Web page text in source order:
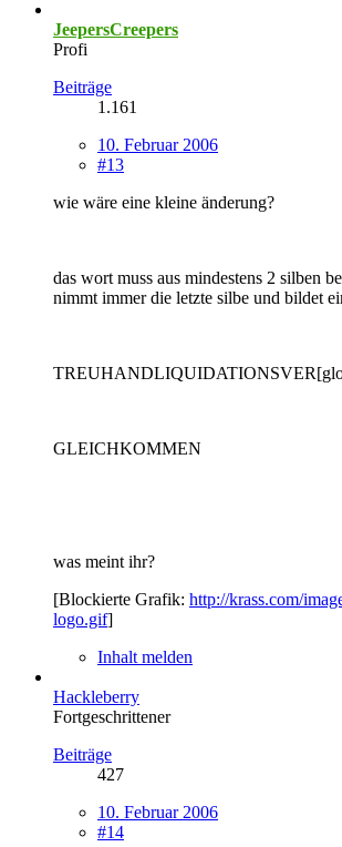
JeepersCreepers
Profi
Beiträge
1.161
10. Februar 2006
#13
wie wäre eine kleine änderung?
das wort muss aus mindestens 2 silben
nimmt immer die letzte silbe und bildet
GLEICHKOMMEN
was meint ihr?
[Blockierte Grafik: http://krass.com/
logo.gif]
Inhalt melden
Hackleberry
Fortgeschrittener
Beiträge
427
10. Februar 2006
#14